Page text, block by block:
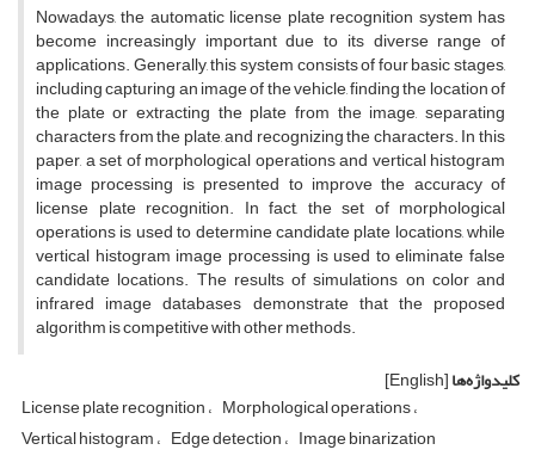
Nowadays, the automatic license plate recognition system has
become increasingly important due to its diverse range of
applications. Generally, this system consists of four basic stages,
including capturing an image of the vehicle, finding the location of
the plate or extracting the plate from the image, separating
characters from the plate, and recognizing the characters. In this
paper, a set of morphological operations and vertical histogram
image processing is presented to improve the accuracy of
license plate recognition. In fact, the set of morphological
operations is used to determine candidate plate locations, while
vertical histogram image processing is used to eliminate false
candidate locations. The results of simulations on color and
infrared image databases demonstrate that the proposed
algorithm is competitive with other methods.
کلیدواژه‌ها[English]
License plate recognition Morphological operations
Vertical histogram Edge detection Image binarization